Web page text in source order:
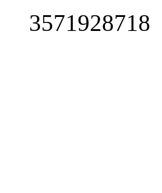
3571928718